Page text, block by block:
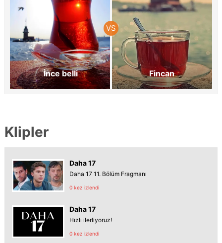
İnce belli Fincan
Klipler
Daha 17
Daha 17 11. Bölüm Fragmanı
0 kez izlendi
Daha 17
Hızlı ilerliyoruz!
0 kez izlendi